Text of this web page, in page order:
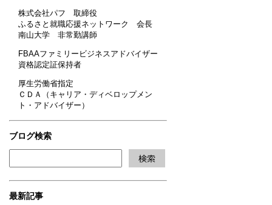
株式会社パフ 取締役
ふるさと就職応援ネットワーク 会長
南山大学 非常勤講師
FBAAファミリービジネスアドバイザー
資格認定証保持者
厚生労働省指定
ＣＤＡ（キャリア・ディベロップメン
ト・アドバイザー）
ブログ検索
最新記事